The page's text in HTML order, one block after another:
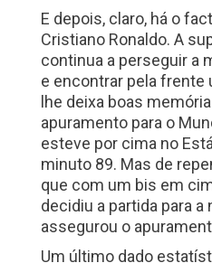
E depois, claro, há o
Cristiano Ronaldo. A
continua a perseguir a
e encontrar pela frente
lhe deixa boas
apuramento para o
esteve por cima no
minuto 89. Mas de
que com um bis em
decidiu a partida para
assegurou o
Um último dado